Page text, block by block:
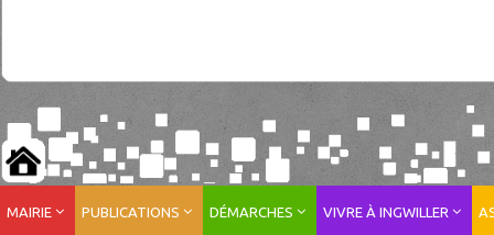
MAIRIE PUBLICATIONS DÉMARCHES VIVRE À INGWILLER